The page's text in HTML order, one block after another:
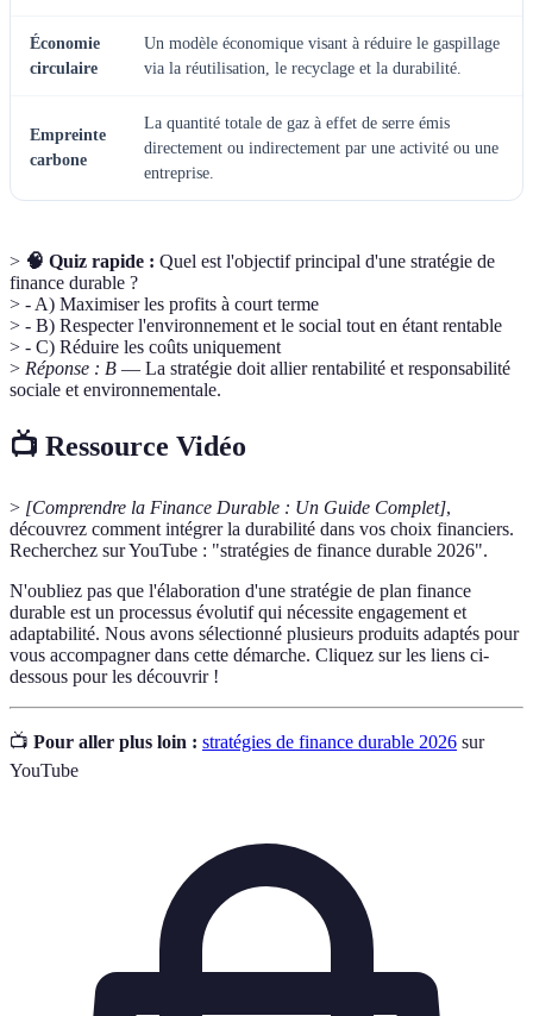
Économie
circulaire
Un modèle économique visant à réduire le gaspillage
via la réutilisation, le recyclage et la durabilité.
Empreinte
carbone
La quantité totale de gaz à effet de serre émis
directement ou indirectement par une activité ou une
entreprise.
> 🧠 Quiz rapide : Quel est l'objectif principal d'une stratégie de
finance durable ?
> - A) Maximiser les profits à court terme
> - B) Respecter l'environnement et le social tout en étant rentable
> - C) Réduire les coûts uniquement
> Réponse : B — La stratégie doit allier rentabilité et responsabilité
sociale et environnementale.
📺 Ressource Vidéo
> [Comprendre la Finance Durable : Un Guide Complet],
découvrez comment intégrer la durabilité dans vos choix financiers.
Recherchez sur YouTube : "stratégies de finance durable 2026".
N'oubliez pas que l'élaboration d'une stratégie de plan finance
durable est un processus évolutif qui nécessite engagement et
adaptabilité. Nous avons sélectionné plusieurs produits adaptés pour
vous accompagner dans cette démarche. Cliquez sur les liens ci-
dessous pour les découvrir !
📺 Pour aller plus loin : stratégies de finance durable 2026 sur
YouTube